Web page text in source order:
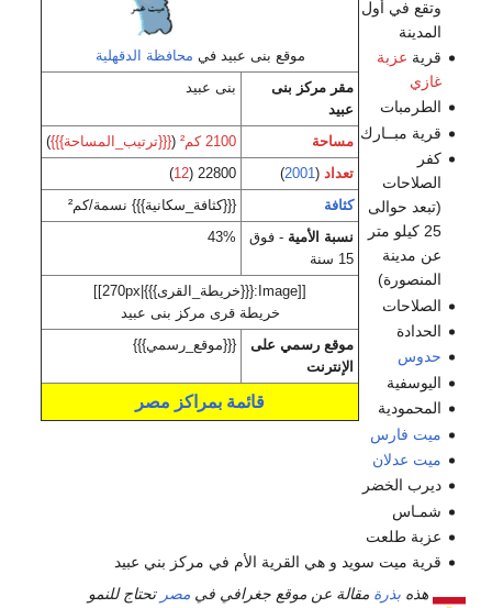
موقع بنى عبيد في محافظة الدقهلية
مقر مركز بنى
عبيد
بنى عبيد
مساحة 2100 كم² ({{{ترتيب_المساحة}}})
تعداد(
2001
)
22800 (
12
)
كثافة
{{{كثافة_سكانية}}} نسمة/كم²
نسبة الأمية - فوق
15 سنة
43%
[[Image:{{{خريطة_القرى}}}|270px]]
خريطة قرى مركز بنى عبيد
موقع رسمي على
الإنترنت
{{{موقع_رسمي}}}
قائمة بمراكز مصر
وتقع في أول
المدينة
قرية عزبة
غازي
الطرمبات
قرية مبــارك
كفر
الصلاحات
(تبعد حوالى
25 كيلو متر
عن مدينة
المنصورة)
الصلاحات
الحدادة
حدوس
اليوسفية
المحمودية
ميت فارس
ميت عدلان
ديرب الخضر
شمـاس
عزبة طلعت
قرية ميت سويد و هي القرية الأم في مركز بني عبيد
هذه بذرة مقالة عن موقع جغرافي في مصر تحتاج للنمو